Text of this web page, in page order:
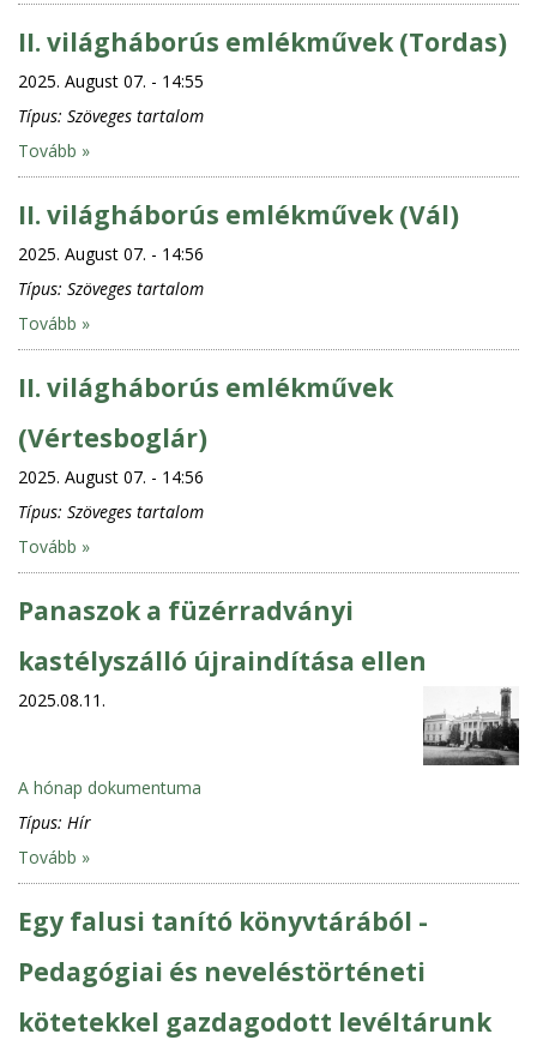
II. világháborús emlékművek (Tordas)
2025. August 07. - 14:55
Típus: Szöveges tartalom
Tovább »
II. világháborús emlékművek (Vál)
2025. August 07. - 14:56
Típus: Szöveges tartalom
Tovább »
II. világháborús emlékművek
(Vértesboglár)
2025. August 07. - 14:56
Típus: Szöveges tartalom
Tovább »
Panaszok a füzérradványi
kastélyszálló újraindítása ellen
2025.08.11.
A hónap dokumentuma
Típus: Hír
Tovább »
Egy falusi tanító könyvtárából -
Pedagógiai és neveléstörténeti
kötetekkel gazdagodott levéltárunk